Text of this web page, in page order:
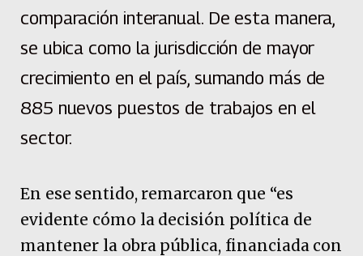
comparación interanual. De esta manera,
se ubica como la jurisdicción de mayor
crecimiento en el país, sumando más de
885 nuevos puestos de trabajos en el
sector.
En ese sentido, remarcaron que “es
evidente cómo la decisión política de
mantener la obra pública, financiada con